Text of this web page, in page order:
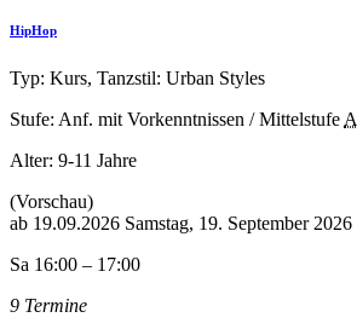
HipHop
Typ: Kurs, Tanzstil: Urban Styles
Stufe: Anf. mit Vorkenntnissen / Mittelstufe
Alter: 9-11 Jahre
(Vorschau)
ab 19.09.2026 Samstag, 19. September 2026
Sa 16:00 – 17:00
9 Termine